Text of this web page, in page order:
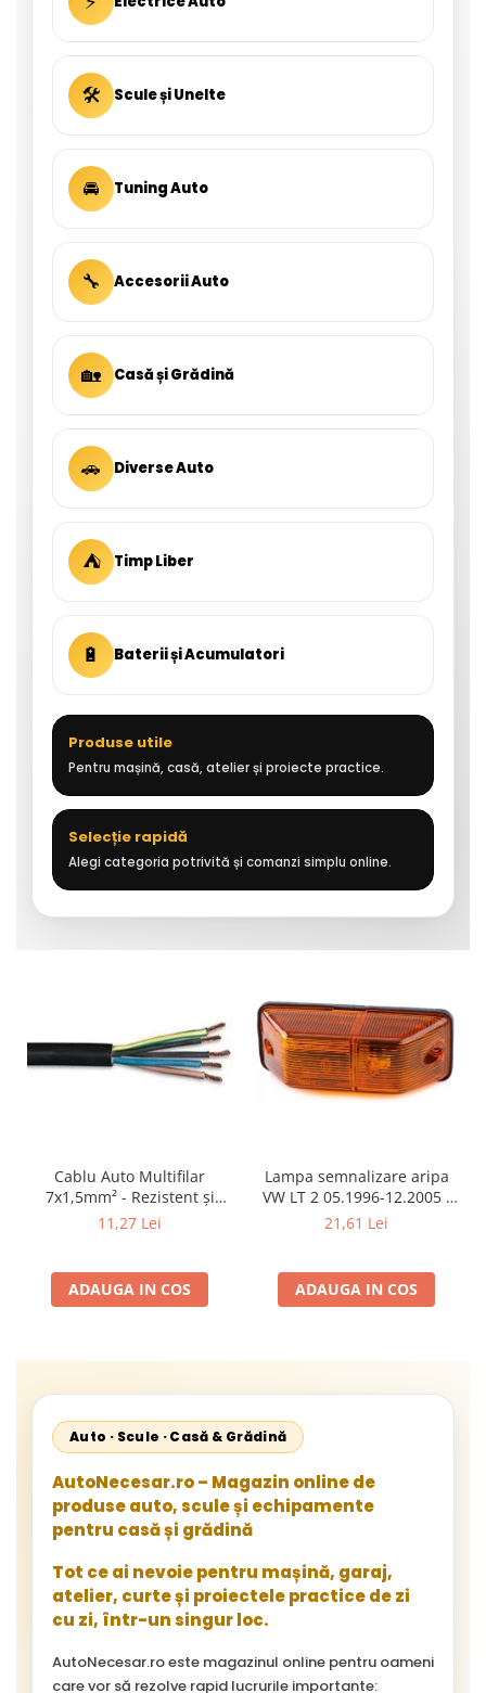
🛠 Scule și Unelte
🚘 Tuning Auto
🔧 Accesorii Auto
🏡 Casă și Grădină
🚗 Diverse Auto
⛺ Timp Liber
🔋 Baterii și Acumulatori
Produse utile
Pentru mașină, casă, atelier și proiecte practice.
Selecție rapidă
Alegi categoria potrivită și comanzi simplu online.
Cablu Auto Multifilar
7x1,5mm² - Rezistent și
Flexibil pentru Remorci 12V-
11,27 Lei
ADAUGA IN COS
Lampa semnalizare aripa
VW LT 2 05.1996-12.2005 ;
Mercedes Sprinter 1995-
Neoplan Euroliner,
Starliner,Centroliner,
21,61 Lei
ADAUGA IN COS
Auto · Scule · Casă & Grădină
AutoNecesar.ro – Magazin online de
produse auto, scule și echipamente
pentru casă și grădină
Tot ce ai nevoie pentru mașină, garaj,
atelier, curte și proiectele practice de zi
cu zi, într-un singur loc.
AutoNecesar.ro este magazinul online pentru oameni
care vor să rezolve rapid lucrurile importante: